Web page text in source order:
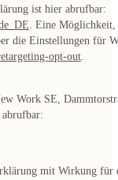
ist hier abrufbar:
. Eine Möglichkeit,
die Einstellungen für
opt-out
Work SE,
mit Wirkung